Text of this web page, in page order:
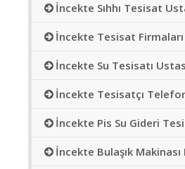
İncekte Sıhhı Tesisat
İncekte Tesisat Firmaları
İncekte Su Tesisatı
İncekte Tesisatçı
İncekte Pis Su Gideri
İncekte Bulaşık Makinası